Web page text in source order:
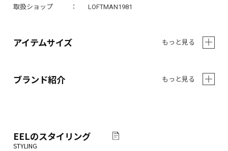
取扱ショップ
LOFTMAN1981
アイテムサイズ もっと見る
ブランド紹介 もっと見る
EELのスタイリング